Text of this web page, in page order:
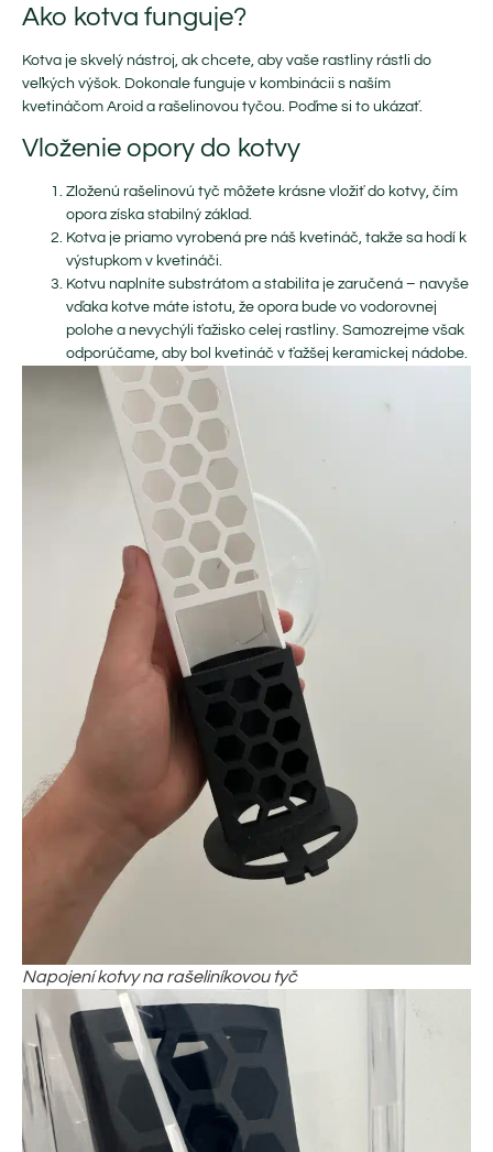
Ako kotva funguje?
Kotva je skvelý nástroj, ak chcete, aby vaše rastliny rástli do
veľkých výšok. Dokonale funguje v kombinácii s naším
kvetináčom Aroid a rašelinovou tyčou. Poďme si to ukázať.
Vloženie opory do kotvy
Zloženú rašelinovú tyč môžete krásne vložiť do kotvy, čím
opora získa stabilný základ.
Kotva je priamo vyrobená pre náš kvetináč, takže sa hodí k
výstupkom v kvetináči.
Kotvu naplníte substrátom a stabilita je zaručená – navyše
vďaka kotve máte istotu, že opora bude vo vodorovnej
polohe a nevychýli ťažisko celej rastliny. Samozrejme však
odporúčame, aby bol kvetináč v ťažšej keramickej nádobe.
Napojení kotvy na rašeliníkovou tyč